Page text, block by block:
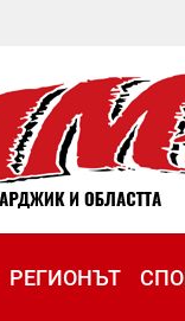
РЕГИОНЪТ